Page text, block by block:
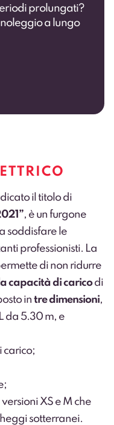
prolungati?
a lungo
il titolo di
, è un furgone
soddisfare le
professionisti. La
di non ridurre
capacità di caricodi
in tre dimensioni,
da 5.30 m, e
carico;
XS e M che
sotterranei.